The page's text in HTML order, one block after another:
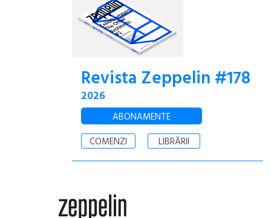
Revista Zeppelin #178
2026
ABONAMENTE
COMENZI
LIBRĂRII